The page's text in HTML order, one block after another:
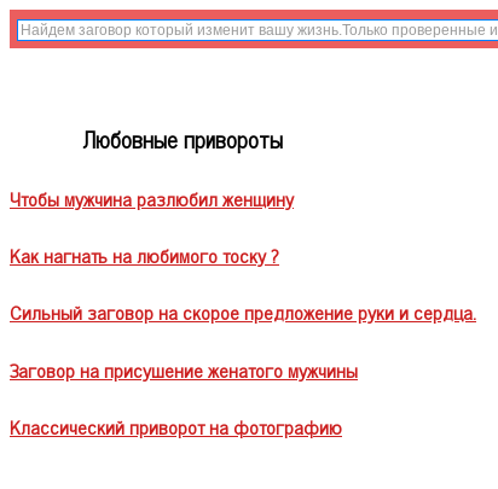
Любовные привороты
Чтобы мужчина разлюбил женщину
Как нагнать на любимого тоску ?
Сильный заговор на скорое предложение руки и сердца.
Заговор на присушение женатого мужчины
Классический приворот на фотографию